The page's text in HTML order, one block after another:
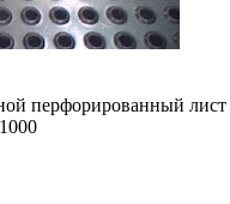
перфорированный лист
1000